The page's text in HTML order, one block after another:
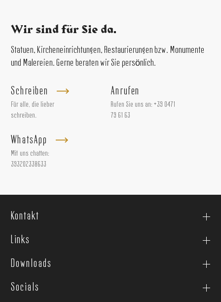
Wir sind für Sie da.
Statuen, Kircheneinrichtungen, Restaurierungen bzw. Monumente
und Malereien. Gerne beraten wir Sie persönlich.
Schreiben
Für alle, die lieber
schreiben.
Anrufen
Rufen Sie uns an: +39 0471
79 61 63
WhatsApp
Mit uns chatten:
393202338633
Kontakt
Links
Downloads
Socials